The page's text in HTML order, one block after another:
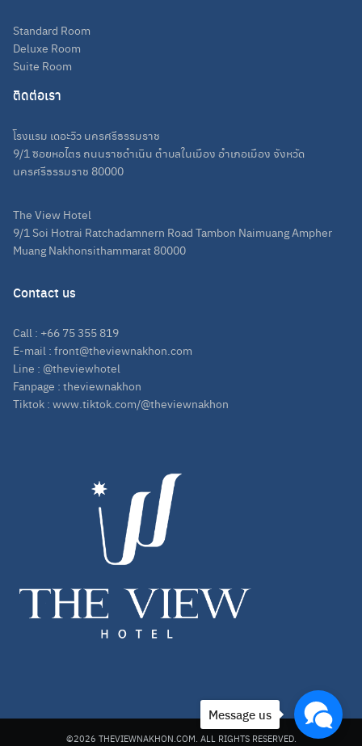
Search
for:
Standard Room
Deluxe Room
Suite Room
ติดต่อเรา
โรงแรม เดอะวิว นครศรีธรรมราช
9/1 ซอยหอไตร ถนนราชดำเนิน ตำบลในเมือง อำเภอเมือง จังหวัด
นครศรีธรรมราช 80000
The View Hotel
9/1 Soi Hotrai Ratchadamnern Road Tambon Naimuang Ampher
Muang Nakhonsithammarat 80000
Contact us
Call : +66 75 355 819
E-mail : front@theviewnakhon.com
Line : @theviewhotel
Fanpage : theviewnakhon
Tiktok : www.tiktok.com/@theviewnakhon
©2026 THEVIEWNAKHON.COM. ALL RIGHTS RESERVED.
Message us